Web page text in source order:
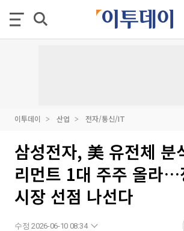
이투데이 산업 전자/통신/IT
삼성전자, 美 유전체 분
리먼트 1대 주주 올라…
시장 선점 나선다
수정 2026-06-10 08:34